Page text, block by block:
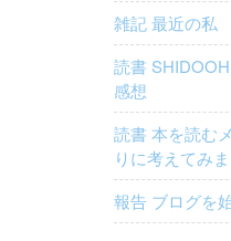
雑記 最近の私
読書
感想
読書 本を読む
りに考えてみ
報告 ブログを